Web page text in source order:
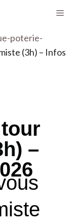
poterie-
(3h) – Infos
–